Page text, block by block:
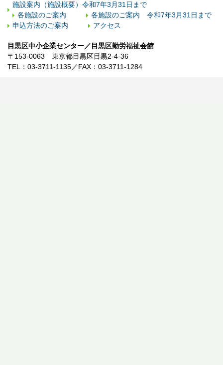
施設案内（施設概要）令和7年3月31日まで
各施設のご案内
各施設のご案内 令和7年3月31日まで
申込方法のご案内
アクセス
目黒区中小企業センター／目黒区勤労福祉会館
〒153-0063 東京都目黒区目黒2-4-36
TEL：03-3711-1135／FAX：03-3711-1284